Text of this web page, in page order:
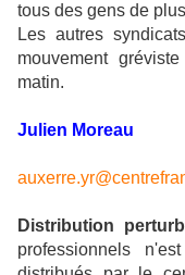
tous des gens de
Les autres
mouvement
matin.
Julien Moreau
Distribution
professionnels